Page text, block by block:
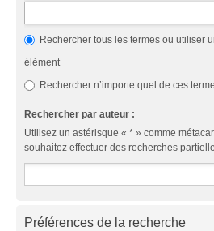
Rechercher tous les termes ou utiliser
élément
Rechercher n’importe quel de ces
Rechercher par auteur :
Utilisez un astérisque « * » comme
souhaitez effectuer des recherches
Préférences de la recherche